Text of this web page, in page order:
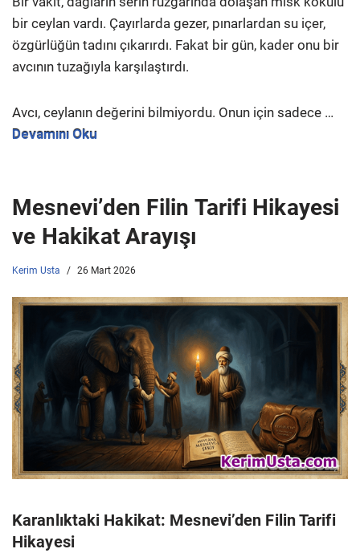
bir ceylan vardı. Çayırlarda gezer, pınarlardan su içer,
özgürlüğün tadını çıkarırdı. Fakat bir gün, kader onu bir
avcının tuzağıyla karşılaştırdı.
Avcı, ceylanın değerini bilmiyordu. Onun için sadece …
Devamını Oku
Mesnevi’den Filin Tarifi Hikayesi
ve Hakikat Arayışı
Kerim Usta 26 Mart 2026
Karanlıktaki Hakikat: Mesnevi’den Filin Tarifi
Hikayesi